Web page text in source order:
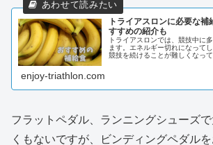
トライアスロンに必要な
すすめの紹介も
トライアスロンでは、競技中に
ます。エネルギー切れになって
競技を続けることが難しくなっ
enjoy-triathlon.com
フラットペダル、ランニングシューズ
くもないですが、ビンディングペダルを